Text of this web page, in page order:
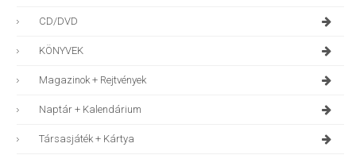
CD/DVD
KÖNYVEK
Magazinok + Rejtvények
Naptár + Kalendárium
Társasjáték + Kártya